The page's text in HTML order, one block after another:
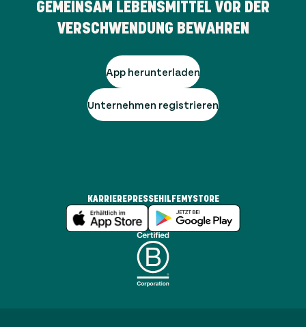
GEMEINSAM LEBENSMITTEL VOR DER
VERSCHWENDUNG BEWAHREN
App herunterladen
Unternehmen registrieren
KARRIEREPRESSEHILFEMYSTORE